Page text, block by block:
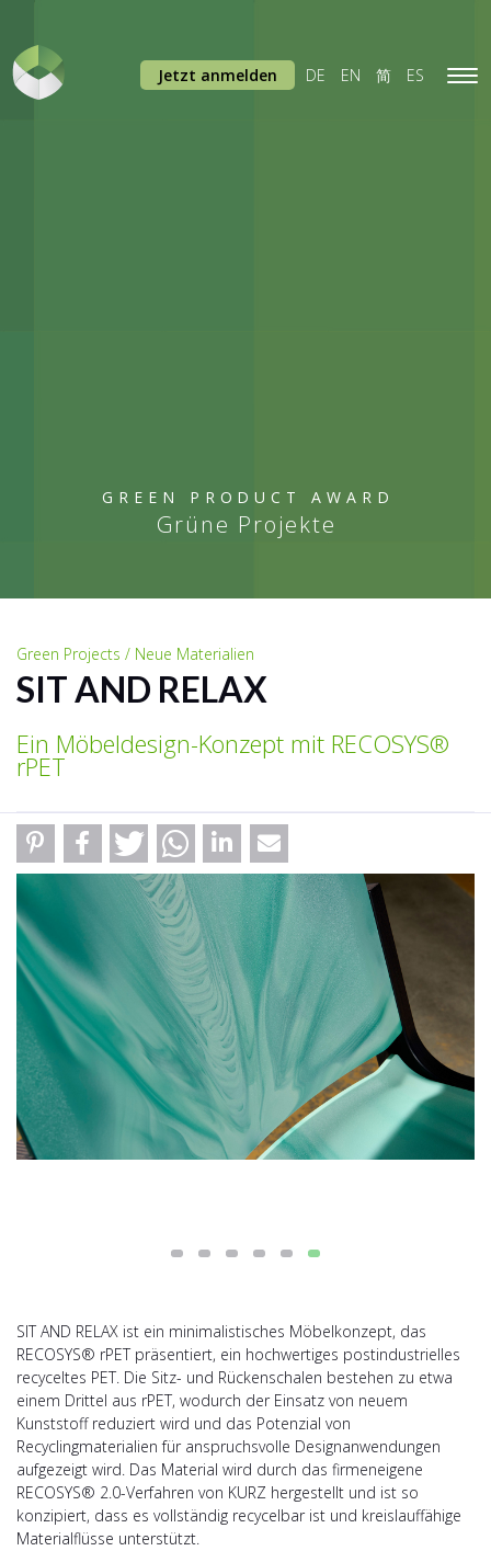
GREEN PRODUCT AWARD
Grüne Projekte
Jetzt anmelden DE EN 简 ES
Green Projects / Neue Materialien
SIT AND RELAX
Ein Möbeldesign-Konzept mit RECOSYS®
rPET
SIT AND RELAX ist ein minimalistisches Möbelkonzept, das
RECOSYS® rPET präsentiert, ein hochwertiges postindustrielles
recyceltes PET. Die Sitz- und Rückenschalen bestehen zu etwa
einem Drittel aus rPET, wodurch der Einsatz von neuem
Kunststoff reduziert wird und das Potenzial von
Recyclingmaterialien für anspruchsvolle Designanwendungen
aufgezeigt wird. Das Material wird durch das firmeneigene
RECOSYS® 2.0-Verfahren von KURZ hergestellt und ist so
konzipiert, dass es vollständig recycelbar ist und kreislauffähige
Materialflüsse unterstützt.